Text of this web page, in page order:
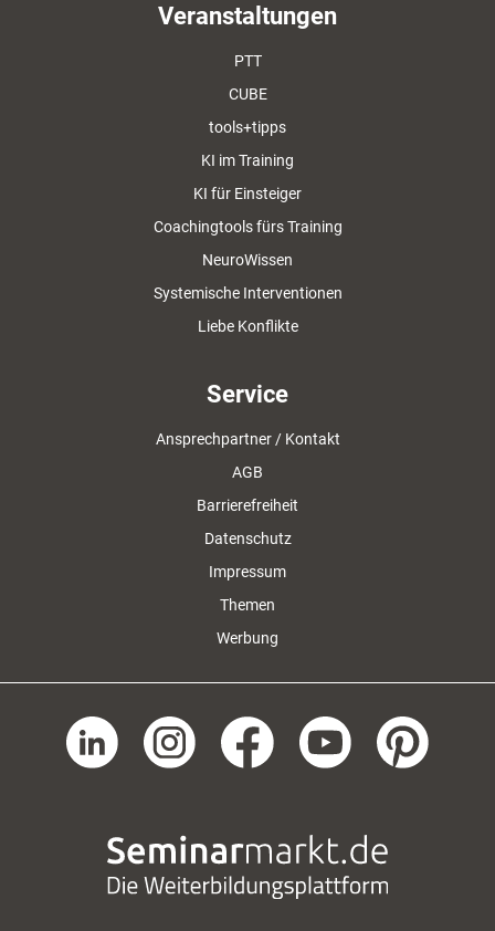
Veranstaltungen
PTT
CUBE
tools+tipps
KI im Training
KI für Einsteiger
Coachingtools fürs Training
NeuroWissen
Systemische Interventionen
Liebe Konflikte
Service
Ansprechpartner / Kontakt
AGB
Barrierefreiheit
Datenschutz
Impressum
Themen
Werbung